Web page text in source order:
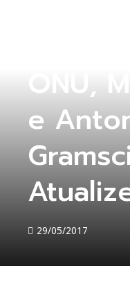
ONU,
e
29/05/2017